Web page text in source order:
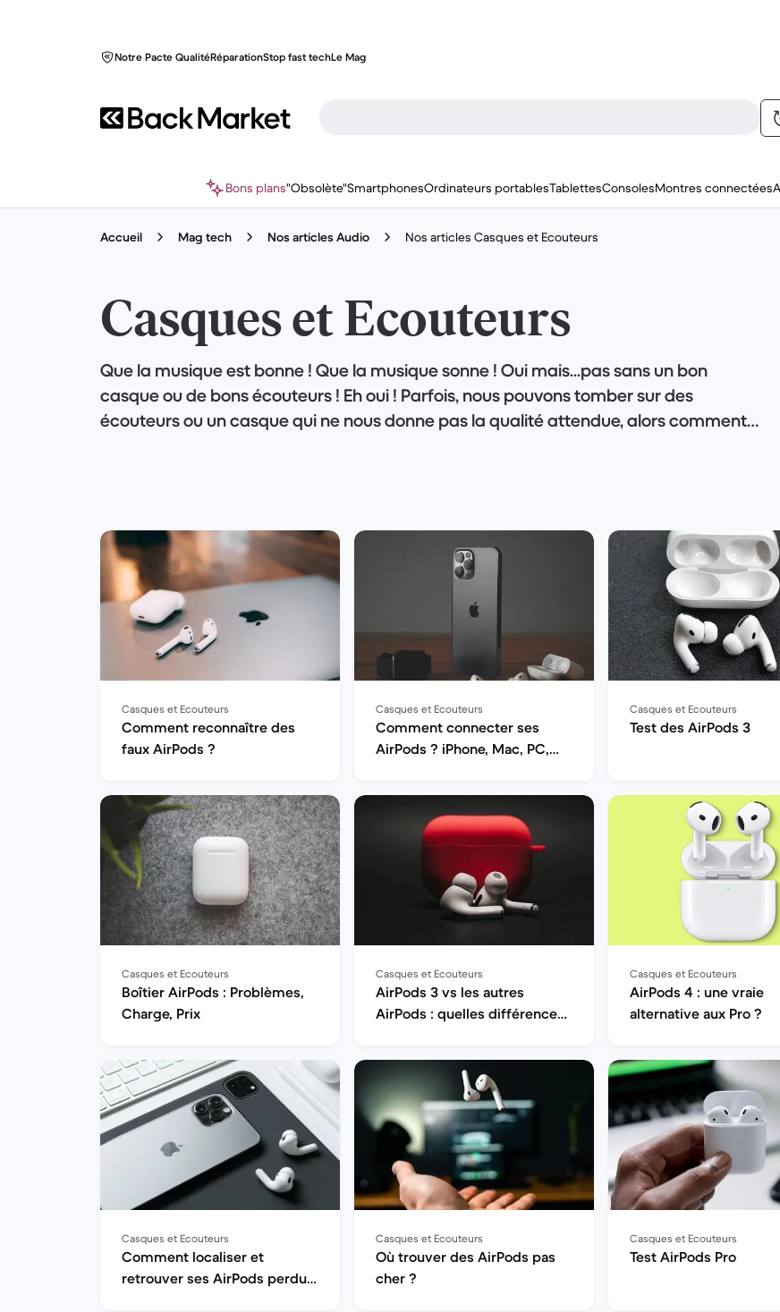
Notre Pacte QualitéRéparationStop fast techLe Mag
Bons plans"Obsolète"SmartphonesOrdinateurs portablesTablettesConsolesMontres connectées
Accueil Mag tech Nos articles Audio Nos articles Casques et Ecouteurs
Casques et Ecouteurs
Que la musique est bonne ! Que la musique sonne ! Oui mais...pas sans un bon
casque ou de bons écouteurs ! Eh oui ! Parfois, nous pouvons tomber sur des
écouteurs ou un casque qui ne nous donne pas la qualité attendue, alors comment
Casques et Ecouteurs
Comment reconnaître des
faux AirPods ?
Casques et Ecouteurs
Comment connecter ses
AirPods ? iPhone, Mac, PC,
Casques et Ecouteurs
Test des AirPods 3
Casques et Ecouteurs
Boîtier AirPods : Problèmes,
Charge, Prix
Casques et Ecouteurs
AirPods 3 vs les autres
AirPods : quelles différences
Casques et Ecouteurs
AirPods 4 : une vraie
alternative aux Pro ?
Casques et Ecouteurs
Comment localiser et
retrouver ses AirPods perdus
Casques et Ecouteurs
Où trouver des AirPods pas
cher ?
Casques et Ecouteurs
Test AirPods Pro